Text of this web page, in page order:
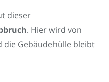
dieser
. Hier wird von
die Gebäudehülle bleibt